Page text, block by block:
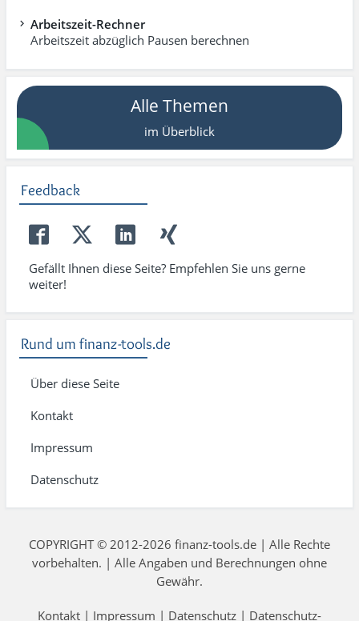
Arbeitszeit-Rechner
Arbeitszeit abzüglich Pausen berechnen
Alle Themen
im Überblick
Feedback
Gefällt Ihnen diese Seite? Empfehlen Sie uns gerne
weiter!
Rund um finanz-tools.de
Über diese Seite
Kontakt
Impressum
Datenschutz
COPYRIGHT © 2012-2026 finanz-tools.de | Alle Rechte
vorbehalten. | Alle Angaben und Berechnungen ohne
Gewähr.
Kontakt | Impressum | Datenschutz | Datenschutz-